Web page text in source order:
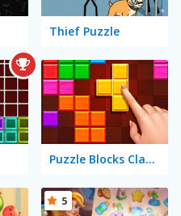
Thief Puzzle
Puzzle Blocks Classic
5